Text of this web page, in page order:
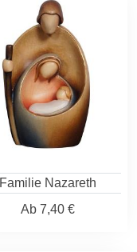
Familie Nazareth
Ab 7,40 €